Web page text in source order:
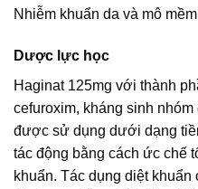
Nhiễm khuẩn da và mô
Dược lực học
Haginat 125mg với thành
cefuroxim, kháng sinh
được sử dụng dưới dạng
tác động bằng cách ức chế
khuẩn. Tác dụng diệt